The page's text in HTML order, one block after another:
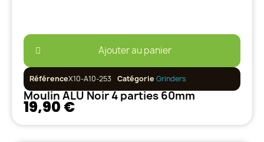
Ajouter au panier
RéférenceX10-A10-253 Catégorie Grinders
Moulin ALU Noir 4 parties 60mm
19,90 €